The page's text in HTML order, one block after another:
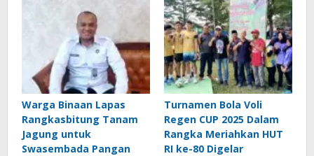
Warga Binaan Lapas
Rangkasbitung Tanam
Jagung untuk
Swasembada Pangan
Turnamen Bola Voli
Regen CUP 2025 Dalam
Rangka Meriahkan HUT
RI ke-80 Digelar